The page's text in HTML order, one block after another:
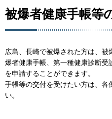
被爆者健康手帳等
広島、長崎で被爆された方は、
爆者健康手帳、第一種健康診断
を申請することができます。
手帳等の交付を受けたい方は、各
い。